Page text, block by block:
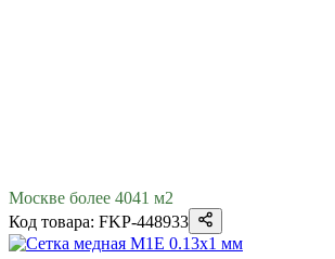
Москве более 4041 м2
Код товара: FKP-448933